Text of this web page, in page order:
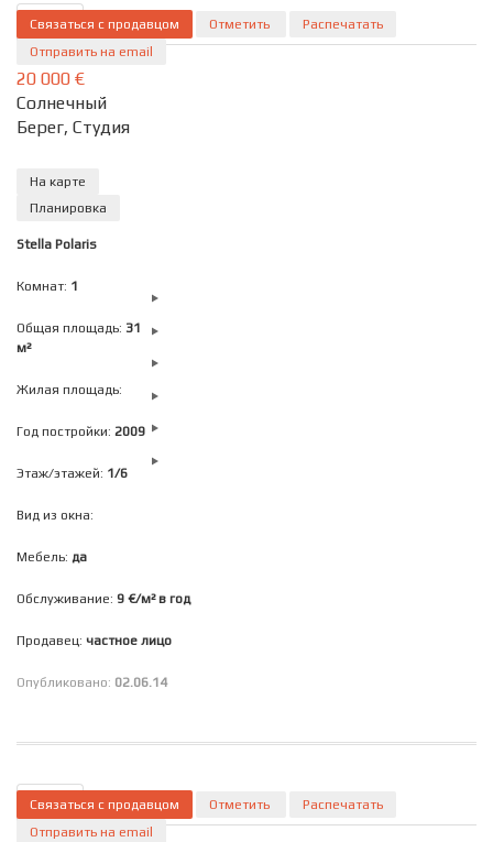
Связаться с продавцом Отметить
Распечатать
Отправить на email
ID 192 Подробно
20 000 €
Солнечный
Берег, Студия
На карте
Планировка
Stella Polaris
Комнат: 1
Общая площадь: 31
м²
Жилая площадь:
Год постройки: 2009
Этаж/этажей: 1/6
Вид из окна:
Мебель: да
Обслуживание: 9 €/м² в год
Продавец: частное лицо
Опубликовано: 02.06.14
Связаться с продавцом Отметить
Распечатать
Отправить на email
ID 218 Подробно